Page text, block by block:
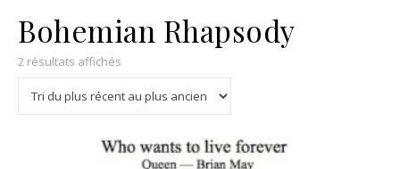
Bohemian Rhapsody
2 résultats affichés